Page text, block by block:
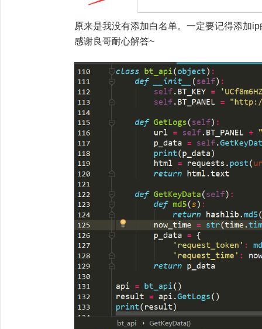
原来是我没有添加白名单。一定要记得添加
感谢良哥耐心解答~